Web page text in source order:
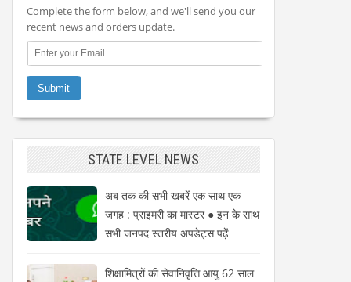
Complete the form below, and we'll send you our
recent news and orders update.
STATE LEVEL NEWS
अब तक की सभी खबरें एक साथ एक
जगह : प्राइमरी का मास्टर ● इन के साथ
सभी जनपद स्तरीय अपडेट्स पढ़ें
शिक्षामित्रों की सेवानिवृत्ति आयु 62 साल